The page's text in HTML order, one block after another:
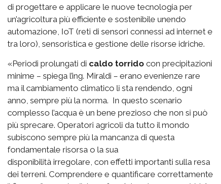
di progettare e applicare le nuove tecnologia per
un’agricoltura più efficiente e sostenibile unendo
automazione, IoT (reti di sensori connessi ad internet e
tra loro), sensoristica e gestione delle risorse idriche.
«Periodi prolungati di caldo torrido con precipitazioni
minime – spiega l’ing. Miraldi – erano evenienze rare
ma il cambiamento climatico li sta rendendo, ogni
anno, sempre più la norma. In questo scenario
complesso l’acqua è un bene prezioso che non si può
più sprecare. Operatori agricoli da tutto il mondo
subiscono sempre più la mancanza di questa
fondamentale risorsa o la sua
disponibilità irregolare, con effetti importanti sulla resa
dei terreni. Comprendere e quantificare correttamente